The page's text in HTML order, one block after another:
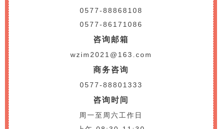
0577-88868108
0577-86171086
咨询邮箱
wzim2021@163.com
商务咨询
0577-88801333
咨询时间
周一至周六工作日